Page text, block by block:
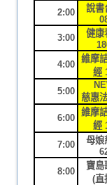
2:00
說書
3:00
健康
4:00
維摩
經
5:00
慈惠
6:00
維摩
經
7:00
母娘
8:00
寶島
(直